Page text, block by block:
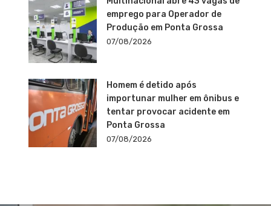
emprego para Operador de
Produção em Ponta Grossa
07/08/2026
Homem é detido após
importunar mulher em ônibus e
tentar provocar acidente em
Ponta Grossa
07/08/2026